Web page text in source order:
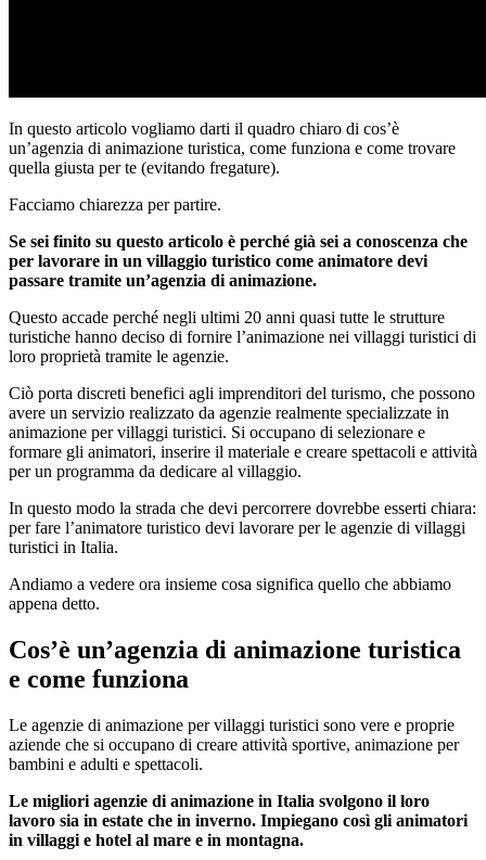
In questo articolo vogliamo darti il quadro chiaro di cos’è
un’agenzia di animazione turistica, come funziona e come trovare
quella giusta per te (evitando fregature).
Facciamo chiarezza per partire.
Se sei finito su questo articolo è perché già sei a conoscenza che
per lavorare in un villaggio turistico come animatore devi
passare tramite un’agenzia di animazione.
Questo accade perché negli ultimi 20 anni quasi tutte le strutture
turistiche hanno deciso di fornire l’animazione nei villaggi turistici di
loro proprietà tramite le agenzie.
Ciò porta discreti benefici agli imprenditori del turismo, che possono
avere un servizio realizzato da agenzie realmente specializzate in
animazione per villaggi turistici. Si occupano di selezionare e
formare gli animatori, inserire il materiale e creare spettacoli e attività
per un programma da dedicare al villaggio.
In questo modo la strada che devi percorrere dovrebbe esserti chiara:
per fare l’animatore turistico devi lavorare per le agenzie di villaggi
turistici in Italia.
Andiamo a vedere ora insieme cosa significa quello che abbiamo
appena detto.
Cos’è un’agenzia di animazione turistica
e come funziona
Le agenzie di animazione per villaggi turistici sono vere e proprie
aziende che si occupano di creare attività sportive, animazione per
bambini e adulti e spettacoli.
Le migliori agenzie di animazione in Italia svolgono il loro
lavoro sia in estate che in inverno. Impiegano così gli animatori
in villaggi e hotel al mare e in montagna.